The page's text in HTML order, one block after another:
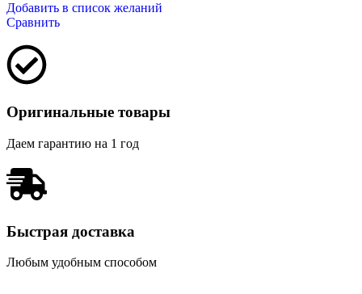
Добавить в список желаний
Сравнить
Оригинальные товары
Даем гарантию на 1 год
Быстрая доставка
Любым удобным способом